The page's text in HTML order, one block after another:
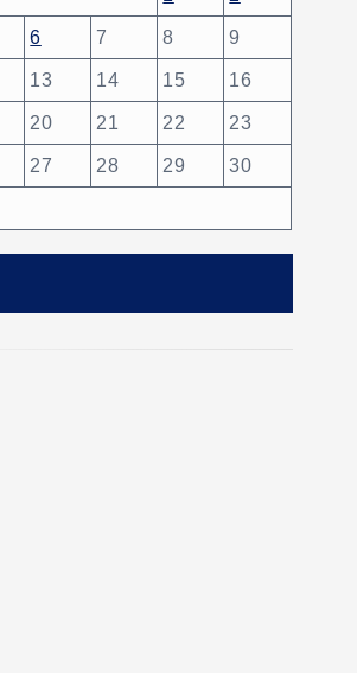
6 7 8 9
13 14 15 16
20 21 22 23
27 28 29 30